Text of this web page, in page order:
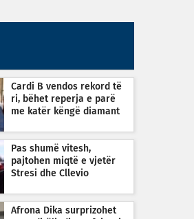
Cardi B vendos rekord të
ri, bëhet reperja e parë
me katër këngë diamant
Pas shumë vitesh,
pajtohen miqtë e vjetër
Stresi dhe Cllevio
Afrona Dika surprizohet